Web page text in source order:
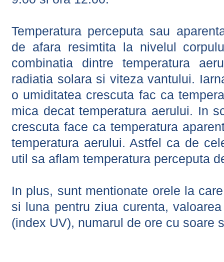
Temperatura perceputa sau
de afara resimtita la nivelul
combinatia dintre temperatura
radiatia solara si viteza vantului.
o umiditatea crescuta fac ca
mica decat temperatura aerului. In
crescuta face ca temperatura
temperatura aerului. Astfel ca de
util sa aflam temperatura perceputa
In plus, sunt mentionate orele la
si luna pentru ziua curenta,
(index UV), numarul de ore cu soare